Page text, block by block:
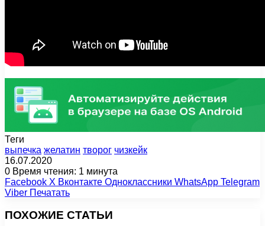
Теги
выпечка желатин творог чизкейк
16.07.2020
0 Время чтения: 1 минута
Facebook X Вконтакте Одноклассники WhatsApp Telegram
Viber Печатать
ПОХОЖИЕ СТАТЬИ